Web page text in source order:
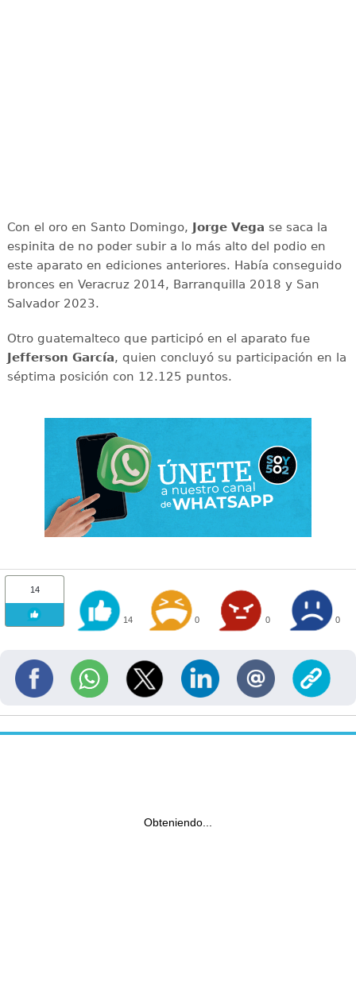
Con el oro en Santo Domingo, Jorge Vega se saca la
espinita de no poder subir a lo más alto del podio en
este aparato en ediciones anteriores. Había conseguido
bronces en Veracruz 2014, Barranquilla 2018 y San
Salvador 2023.
Otro guatemalteco que participó en el aparato fue
Jefferson García, quien concluyó su participación en la
séptima posición con 12.125 puntos.
14
14 0 0 0
Obteniendo...